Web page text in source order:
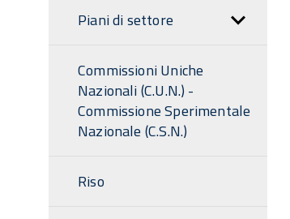
sezione
Piani di settore
Commissioni Uniche
Nazionali (C.U.N.) -
Commissione Sperimentale
Nazionale (C.S.N.)
Riso